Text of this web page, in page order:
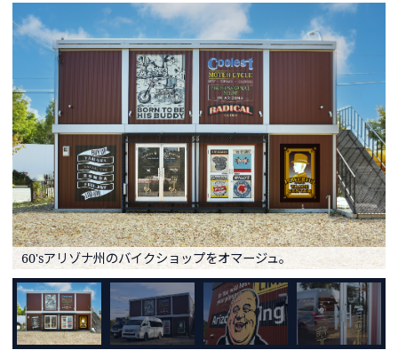
60'sアリゾナ州のバイクショップをオマージュ。